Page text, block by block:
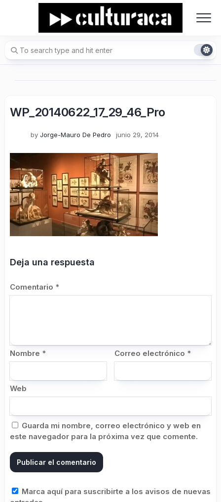
WP_20140622_17_29_46_Pro
by Jorge-Mauro De Pedro junio 29, 2014
Deja una respuesta
Comentario *
Nombre * Correo electrónico *
Web
Guarda mi nombre, correo electrónico y web en
este navegador para la próxima vez que comente.
Marca aquí para suscribirte a los avisos de nuevas